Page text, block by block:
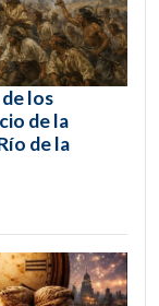
los
de la
de la